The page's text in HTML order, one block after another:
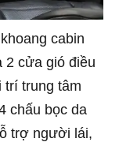
cabin
2 cửa gió điều
trí trung tâm
chấu bọc da
trợ người lái,